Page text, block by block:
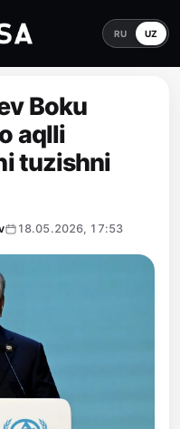
RU UZ
Boku
aqlli
tuzishni
18.05.2026, 17:53